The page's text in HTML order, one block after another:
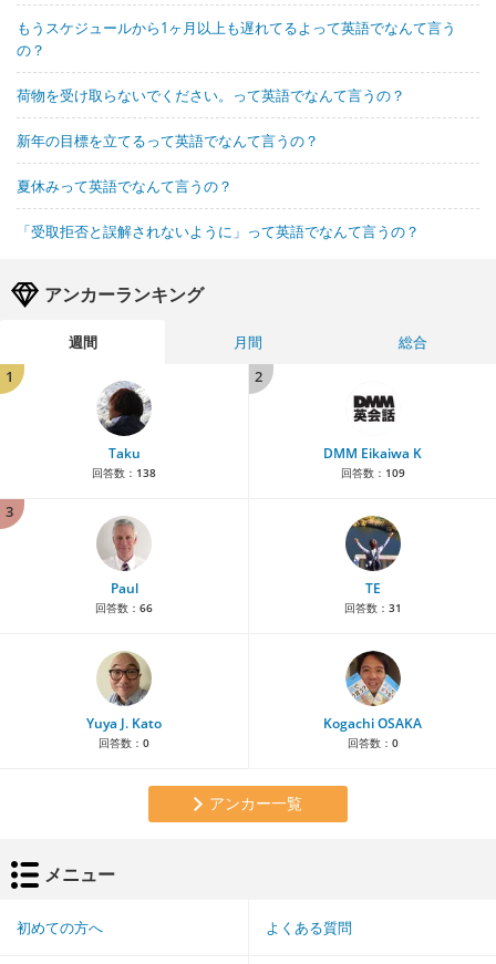
もうスケジュールから1ヶ月以上も遅れてるよって英語でなんて言う
の？
荷物を受け取らないでください。って英語でなんて言うの？
新年の目標を立てるって英語でなんて言うの？
夏休みって英語でなんて言うの？
「受取拒否と誤解されないように」って英語でなんて言うの？
アンカーランキング
週間 月間
総合
1
Taku
回答数： 138
2
DMM Eikaiwa K
回答数： 109
3
Paul
回答数： 66
TE
回答数： 31
Yuya J. Kato
回答数： 0
Kogachi OSAKA
回答数： 0
アンカー一覧
メニュー
初めての方へ よくある質問